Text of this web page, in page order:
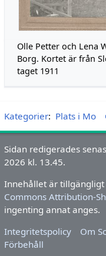
Olle Petter och Lena
Borg. Kortet är från
taget 1911
Kategorier: Plats i Mo
Sidan redigerades
2026 kl. 13.45.
Innehållet är
Commons Attribution-
ingenting annat anges.
Integritetspolicy
Om
Förbehåll